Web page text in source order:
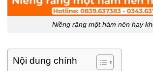
Niềng răng một hàm nên hay
Nội dung chính